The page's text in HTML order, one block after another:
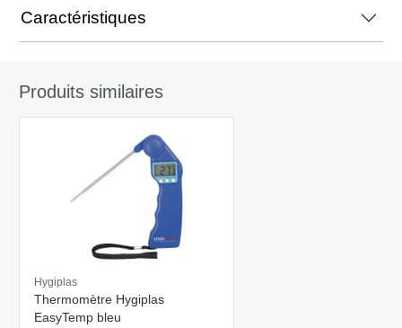
Caractéristiques
Produits similaires
Hygiplas
Thermomètre Hygiplas
EasyTemp bleu